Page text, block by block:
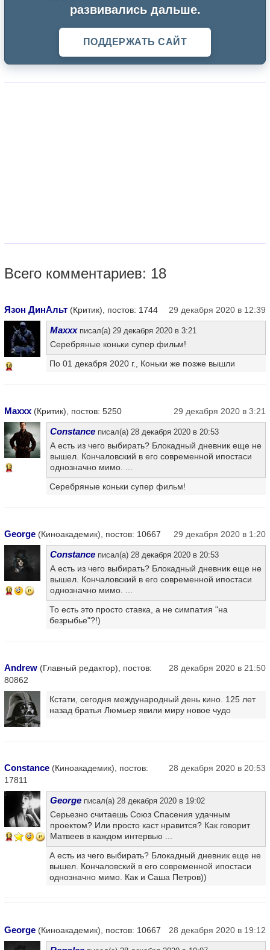
развивались дальше.
ПОДДЕРЖАТЬ САЙТ
Всего комментариев: 18
Язон ДинАльт (Критик), постов: 1744 29 декабря 2020 в 12:39
16
Maxxxписал(а) 29 декабря 2020 в 3:21
Серебряные коньки супер фильм!
По 01 декабря 2020 г., Коньки же позже вышли
Maxxx (Критик), постов: 5250 29 декабря 2020 в 3:21
13
Constance писал(а) 28 декабря 2020 в 20:53
А есть из чего выбирать? Блокадный дневник еще не
вышел. Кончаловский в его современной ипостаси
однозначно мимо. ...
Серебряные коньки супер фильм!
George (Киноакадемик), постов: 10667 29 декабря 2020 в 1:20
10
Constance писал(а) 28 декабря 2020 в 20:53
А есть из чего выбирать? Блокадный дневник еще не
вышел. Кончаловский в его современной ипостаси
однозначно мимо. ...
То есть это просто ставка, а не симпатия "на
безрыбье"?!)
Andrew (Главный редактор), постов:
80862
28 декабря 2020 в 21:50
Кстати, сегодня международный день кино. 125 лет
назад братья Люмьер явили миру новое чудо
Constance (Киноакадемик), постов:
17811
28 декабря 2020 в 20:53
13
George писал(а) 28 декабря 2020 в 19:02
Серьезно считаешь Союз Спасения удачным
проектом? Или просто каст нравится? Как говорит
Матвеев в каждом интервью ...
А есть из чего выбирать? Блокадный дневник еще не
вышел. Кончаловский в его современной ипостаси
однозначно мимо. Как и Саша Петров))
George (Киноакадемик), постов: 10667 28 декабря 2020 в 19:12